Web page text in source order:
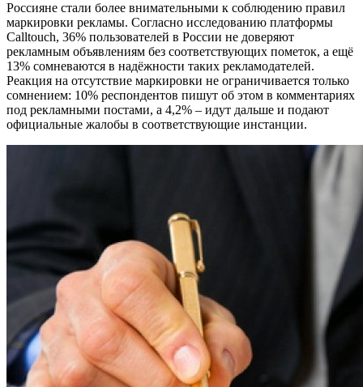
Россияне стали более внимательными к соблюдению правил
маркировки рекламы. Согласно исследованию платформы
Calltouch, 36% пользователей в России не доверяют
рекламным объявлениям без соответствующих пометок, а ещё
13% сомневаются в надёжности таких рекламодателей.
Реакция на отсутствие маркировки не ограничивается только
сомнением: 10% респондентов пишут об этом в комментариях
под рекламными постами, а 4,2% – идут дальше и подают
официальные жалобы в соответствующие инстанции.